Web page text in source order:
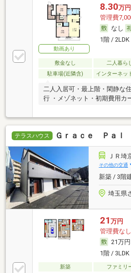
動画あり
8.30万円
管理費
なし
1階 /
敷金なし 二人暮ら
駐車場(近隣含)
インターネッ
二人入居可・最上階・閑静な
行 ・メゾネット・初期費用カ
テラスハウス Ｇｒａｃｅ Ｐａｌ
ＪＲ埼
その他の交通
新築 / 3階
埼玉県
21 万円
管理費なし
21万円
1階 /
新築 ファミリ